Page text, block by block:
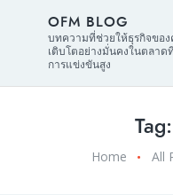
OFM BLOG
บทความที่ช่วยให้ธุรกิจขอ
เติบโตอย่างมั่นคงในตลาด
การแข่งขันสูง
Home All